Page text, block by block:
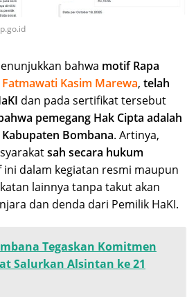
bahwa motif Rapa
Fatmawati Kasim Marewa, telah
dan pada sertifikat tersebut
pemegang Hak Cipta adalah
Bombana. Artinya,
sah secara hukum
dalam kegiatan resmi maupun
lainnya tanpa takut akan
dan denda dari Pemilik HaKI.
Tegaskan Komitmen
Salurkan Alsintan ke 21